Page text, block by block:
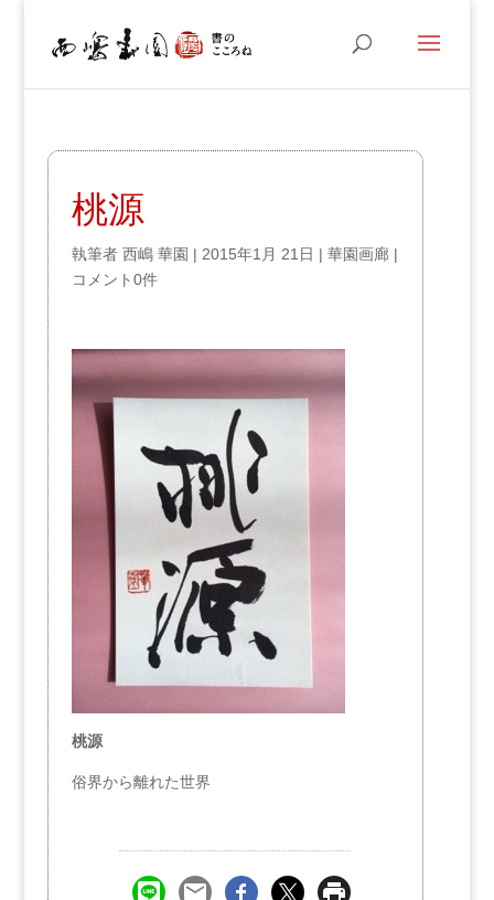
桃源
執筆者 西嶋 華園 | 2015年1月 21日 | 華園画廊|
コメント0件
桃源
俗界から離れた世界